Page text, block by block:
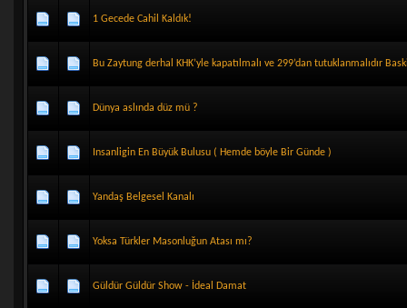
1 Gecede Cahil Kaldık!
Bu Zaytung derhal KHK’yle kapatılmalı ve 299’dan tutuklanmalıdır
Dünya aslında düz mü ?
Insanligin En Büyük Bulusu ( Hemde böyle Bir Günde )
Yandaş Belgesel Kanalı
Yoksa Türkler Masonluğun Atası mı?
Güldür Güldür Show - İdeal Damat